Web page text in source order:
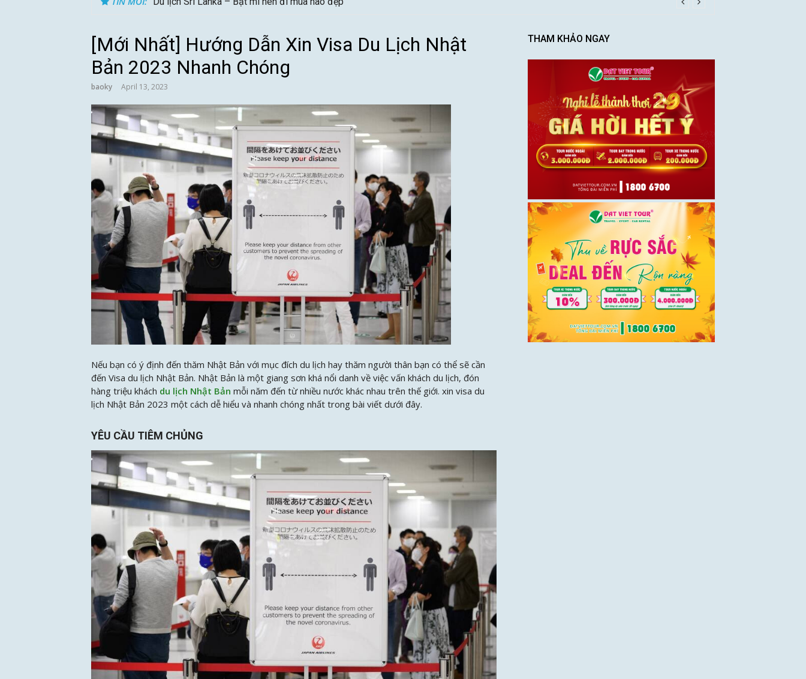
[Mới Nhất] Hướng Dẫn Xin Visa Du Lịch Nhật
Bản 2023 Nhanh Chóng
baoky April 13, 2023
Nếu bạn có ý định đến thăm Nhật Bản với mục đích du lịch hay thăm người thân bạn có thể sẽ cần
đến Visa du lịch Nhật Bản. Nhật Bản là một giang sơn khá nổi danh về việc vấn khách du lịch, đón
hàng triệu khách du lịch Nhật Bản mỗi năm đến từ nhiều nước khác nhau trên thế giới. xin visa du
lịch Nhật Bản 2023 một cách dễ hiểu và nhanh chóng nhất trong bài viết dưới đây.
YÊU CẦU TIÊM CHỦNG
THAM KHẢO NGAY